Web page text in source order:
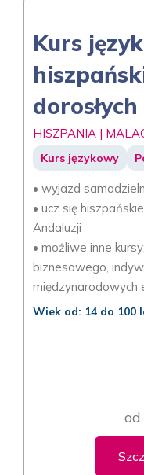
Kurs
dorosłych
HISZPANIA |
Kurs językowy
• wyjazd
• ucz się
Andaluzji
• możliwe inne
biznesowego,
międzynarodowych
Wiek od: 14 do 100
od